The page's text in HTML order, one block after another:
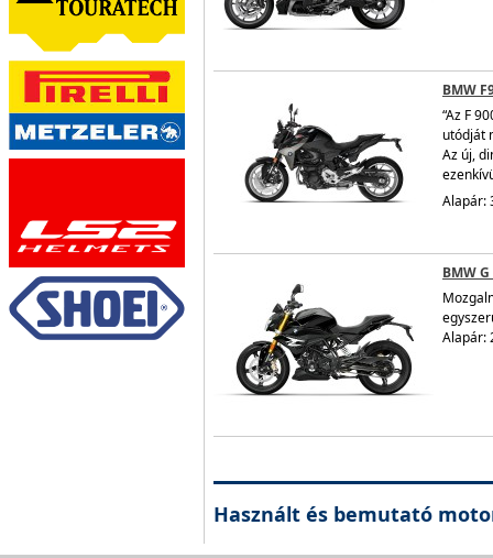
BMW
“Az F
utódját
Az új,
Alapár:
BMW
Alapár:
Használt és bemutató